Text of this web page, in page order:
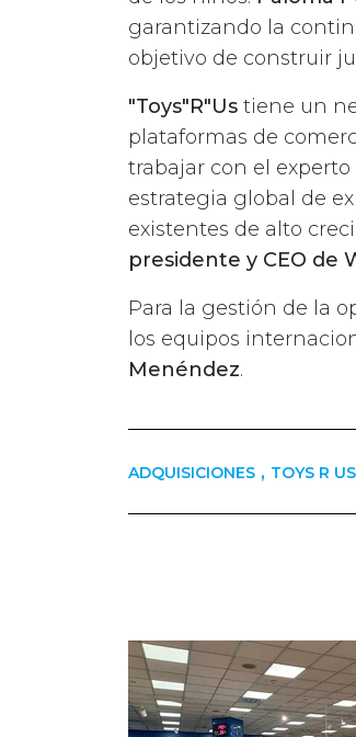
garantizando la
objetivo de construir
"Toys"R"Us tiene un
plataformas de
trabajar con el
estrategia global de
existentes de alto
presidente y CEO de
Para la gestión de la
los equipos
Menéndez.
ADQUISICIONES , TOYS R US